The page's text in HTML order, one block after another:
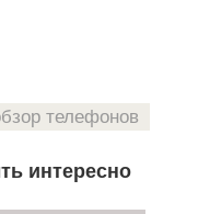
телефонов
интересно